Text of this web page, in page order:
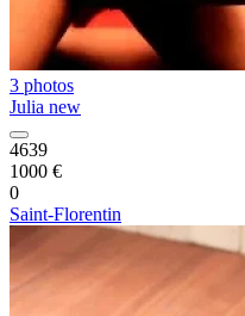
3 photos
Julia new
4639
1000 €
0
Saint-Florentin